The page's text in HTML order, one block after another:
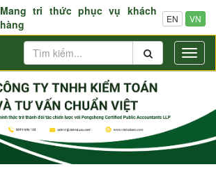
Mang tri thức phục vụ khách
hàng
EN VN